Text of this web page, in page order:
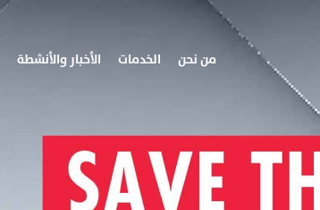
من نحن الخدمات الأخبار والأنشطة